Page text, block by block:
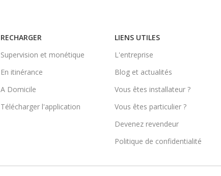
RECHARGER
Supervision et monétique
En itinérance
A Domicile
Télécharger l'application
LIENS UTILES
L'entreprise
Blog et actualités
Vous êtes installateur ?
Vous êtes particulier ?
Devenez revendeur
Politique de confidentialité